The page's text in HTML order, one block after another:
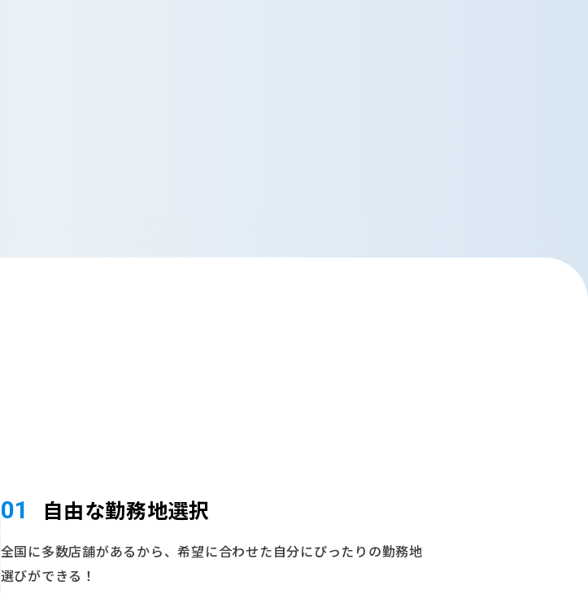
01 自由な勤務地選択
全国に多数店舗があるから、希望に合わせた自分にぴったりの勤務地
選びができる！